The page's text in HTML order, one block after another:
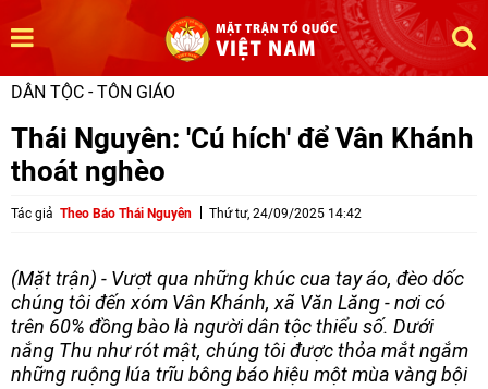
DÂN TỘC - TÔN GIÁO
Thái Nguyên: 'Cú hích' để Vân Khánh
thoát nghèo
Tác giả Theo Báo Thái Nguyên Thứ tư, 24/09/2025 14:42
(Mặt trận) - Vượt qua những khúc cua tay áo, đèo dốc
chúng tôi đến xóm Vân Khánh, xã Văn Lăng - nơi có
trên 60% đồng bào là người dân tộc thiểu số. Dưới
nắng Thu như rót mật, chúng tôi được thỏa mắt ngắm
những ruộng lúa trĩu bông báo hiệu một mùa vàng bội